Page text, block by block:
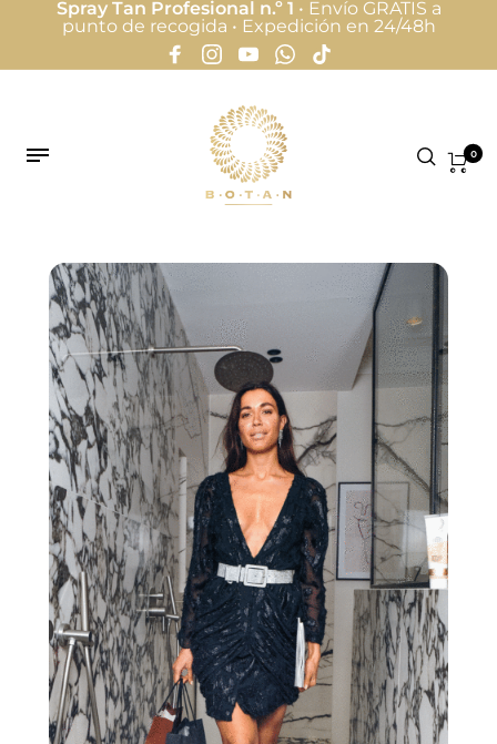
Spray Tan Profesional n.º 1 • Envío GRATIS a
punto de recogida • Expedición en 24/48h
0